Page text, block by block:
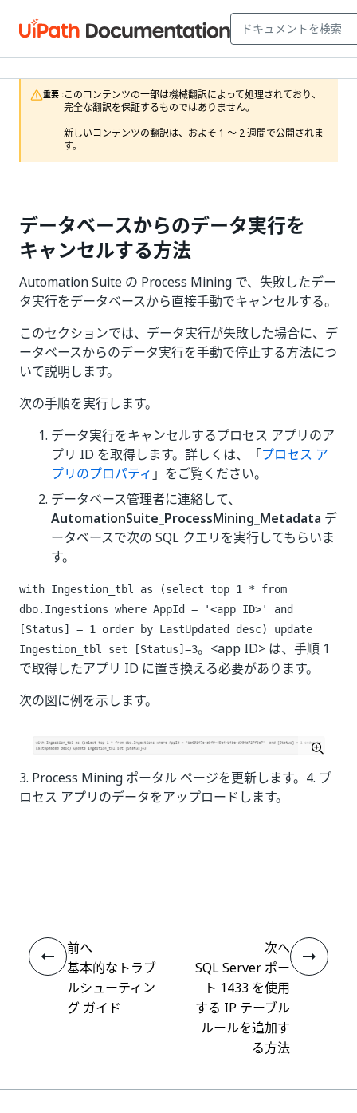
重要 :このコンテンツの一部は機械翻訳によって処理されており、
完全な翻訳を保証するものではありません。
新しいコンテンツの翻訳は、およそ 1 ～ 2 週間で公開されま
す。
データベースからのデータ実行を
キャンセルする方法
Automation Suite の Process Mining で、失敗したデー
タ実行をデータベースから直接手動でキャンセルする。
このセクションでは、データ実行が失敗した場合に、デ
ータベースからのデータ実行を手動で停止する方法につ
いて説明します。
次の手順を実行します。
データ実行をキャンセルするプロセス アプリのア
プリ ID を取得します。詳しくは、「プロセス ア
プリのプロパティ 」をご覧ください。
データベース管理者に連絡して、
AutomationSuite_ProcessMining_Metadata デ
ータベースで次の SQL クエリを実行してもらいま
す。
with Ingestion_tbl as (select top 1 * from
dbo.Ingestions where AppId = '<app ID>' and
[Status] = 1 order by LastUpdated desc) update
Ingestion_tbl set [Status]=3。<app ID> は、手順 1
で取得したアプリ ID に置き換える必要があります。
次の図に例を示します。
3. Process Mining ポータル ページを更新します。4. プ
ロセス アプリのデータをアップロードします。
前へ
基本的なトラブ
ルシューティン
グ ガイド
次へ
SQL Server ポー
ト 1433 を使用
する IP テーブル
ルールを追加す
る方法